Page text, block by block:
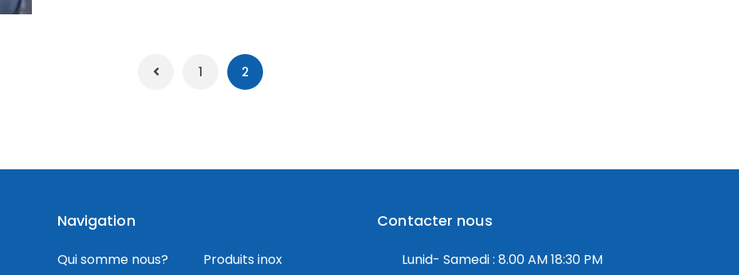
1 2
Navigation
Qui somme nous? Produits inox
Contacter nous
Lunid- Samedi : 8.00 AM 18:30 PM